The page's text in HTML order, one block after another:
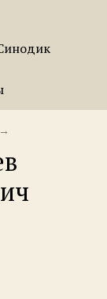
→